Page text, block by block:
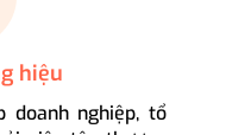
hiệu
nghiệp, tổ